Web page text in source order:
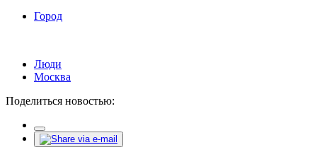
Город
Люди
Москва
Поделиться новостью: